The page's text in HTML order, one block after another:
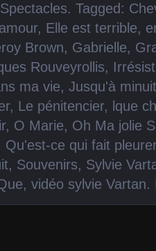
Spectacles. Tagged:
, Elle est terrible,
Brown, Gabrielle,
Rouveyrollis,
ma vie, Jusqu'à minuit
, Le pénitencier, lque
, O Marie, Oh Ma jolie
Qu'est-ce qui fait
, Souvenirs, Sylvie
, vidéo sylvie Vartan.